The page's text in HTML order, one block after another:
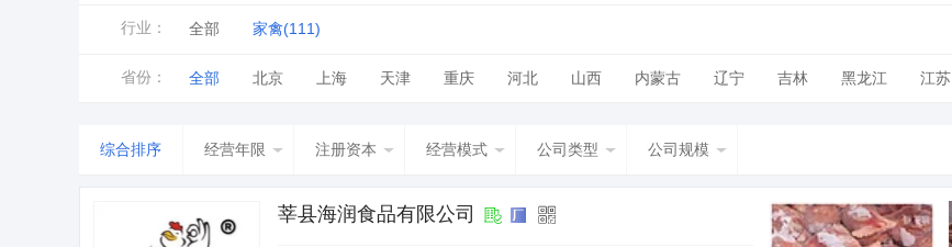
行业： 全部 家禽(111)
省份： 全部 北京 上海 天津 重庆 河北 山西 内蒙古 辽宁 吉林 黑龙江 江苏
台湾 香港 澳门
综合排序 经营年限 注册资本 经营模式 公司类型 公司规模
莘县海润食品有限公司